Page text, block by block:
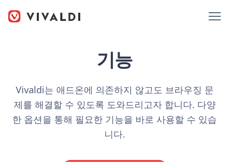
기능
Vivaldi는 애드온에 의존하지 않고도 브라우징 문
제를 해결할 수 있도록 도와드리고자 합니다. 다양
한 옵션을 통해 필요한 기능을 바로 사용할 수 있습
니다.